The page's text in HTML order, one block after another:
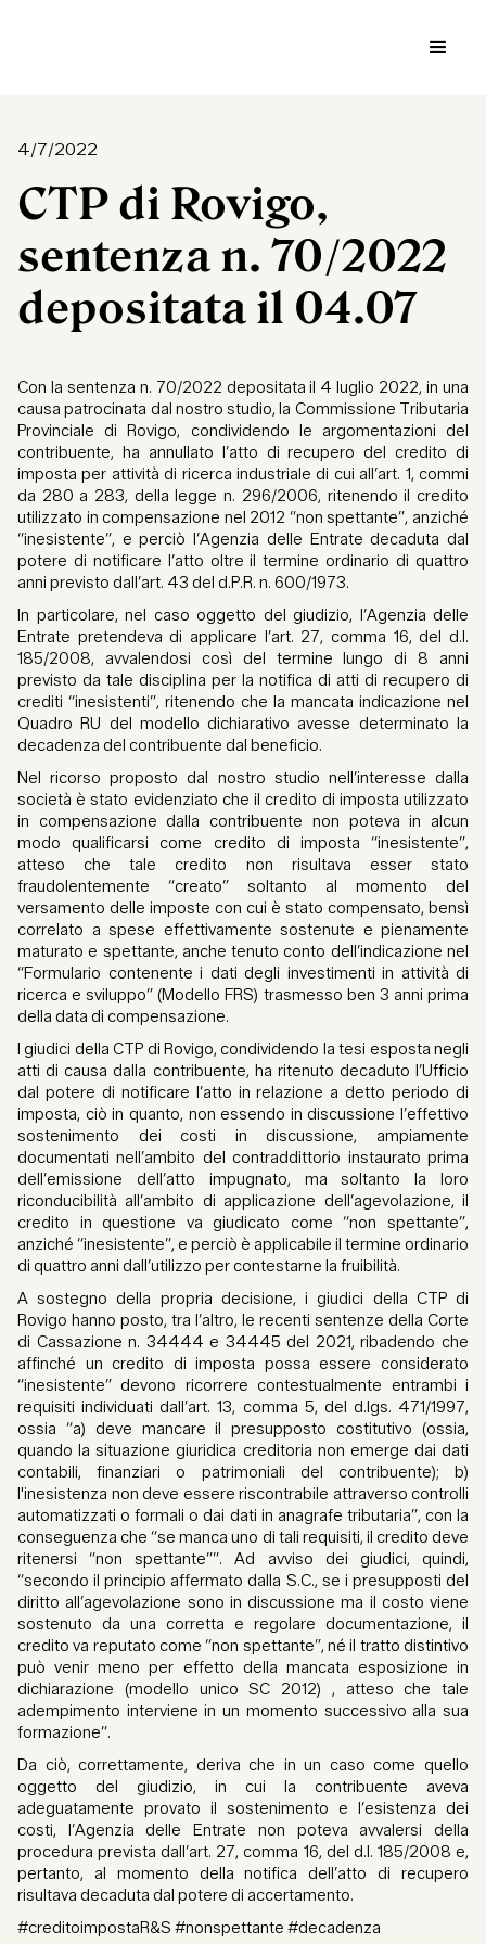
4/7/2022
CTP di Rovigo,
sentenza n. 70/2022
depositata il 04.07
Con la sentenza n. 70/2022 depositata il 4 luglio 2022, in una
causa patrocinata dal nostro studio, la Commissione Tributaria
Provinciale di Rovigo, condividendo le argomentazioni del
contribuente, ha annullato l’atto di recupero del credito di
imposta per attività di ricerca industriale di cui all’art. 1, commi
da 280 a 283, della legge n. 296/2006, ritenendo il credito
utilizzato in compensazione nel 2012 “non spettante”, anziché
“inesistente”, e perciò l’Agenzia delle Entrate decaduta dal
potere di notificare l’atto oltre il termine ordinario di quattro
anni previsto dall’art. 43 del d.P.R. n. 600/1973.
In particolare, nel caso oggetto del giudizio, l’Agenzia delle
Entrate pretendeva di applicare l’art. 27, comma 16, del d.l.
185/2008, avvalendosi così del termine lungo di 8 anni
previsto da tale disciplina per la notifica di atti di recupero di
crediti “inesistenti”, ritenendo che la mancata indicazione nel
Quadro RU del modello dichiarativo avesse determinato la
decadenza del contribuente dal beneficio.
Nel ricorso proposto dal nostro studio nell’interesse dalla
società è stato evidenziato che il credito di imposta utilizzato
in compensazione dalla contribuente non poteva in alcun
modo qualificarsi come credito di imposta “inesistente”,
atteso che tale credito non risultava esser stato
fraudolentemente “creato” soltanto al momento del
versamento delle imposte con cui è stato compensato, bensì
correlato a spese effettivamente sostenute e pienamente
maturato e spettante, anche tenuto conto dell’indicazione nel
“Formulario contenente i dati degli investimenti in attività di
ricerca e sviluppo” (Modello FRS) trasmesso ben 3 anni prima
della data di compensazione.
I giudici della CTP di Rovigo, condividendo la tesi esposta negli
atti di causa dalla contribuente, ha ritenuto decaduto l’Ufficio
dal potere di notificare l’atto in relazione a detto periodo di
imposta, ciò in quanto, non essendo in discussione l’effettivo
sostenimento dei costi in discussione, ampiamente
documentati nell’ambito del contraddittorio instaurato prima
dell’emissione dell’atto impugnato, ma soltanto la loro
riconducibilità all’ambito di applicazione dell’agevolazione, il
credito in questione va giudicato come “non spettante”,
anziché “inesistente”, e perciò è applicabile il termine ordinario
di quattro anni dall’utilizzo per contestarne la fruibilità.
A sostegno della propria decisione, i giudici della CTP di
Rovigo hanno posto, tra l’altro, le recenti sentenze della Corte
di Cassazione n. 34444 e 34445 del 2021, ribadendo che
affinché un credito di imposta possa essere considerato
“inesistente” devono ricorrere contestualmente entrambi i
requisiti individuati dall’art. 13, comma 5, del d.lgs. 471/1997,
ossia “a) deve mancare il presupposto costitutivo (ossia,
quando la situazione giuridica creditoria non emerge dai dati
contabili, finanziari o patrimoniali del contribuente); b)
l'inesistenza non deve essere riscontrabile attraverso controlli
automatizzati o formali o dai dati in anagrafe tributaria”, con la
conseguenza che “se manca uno di tali requisiti, il credito deve
ritenersi “non spettante””. Ad avviso dei giudici, quindi,
“secondo il principio affermato dalla S.C., se i presupposti del
diritto all’agevolazione sono in discussione ma il costo viene
sostenuto da una corretta e regolare documentazione, il
credito va reputato come “non spettante”, né il tratto distintivo
può venir meno per effetto della mancata esposizione in
dichiarazione (modello unico SC 2012) , atteso che tale
adempimento interviene in un momento successivo alla sua
formazione”.
Da ciò, correttamente, deriva che in un caso come quello
oggetto del giudizio, in cui la contribuente aveva
adeguatamente provato il sostenimento e l’esistenza dei
costi, l’Agenzia delle Entrate non poteva avvalersi della
procedura prevista dall’art. 27, comma 16, del d.l. 185/2008 e,
pertanto, al momento della notifica dell’atto di recupero
risultava decaduta dal potere di accertamento.
#creditoimpostaR&S #nonspettante #decadenza